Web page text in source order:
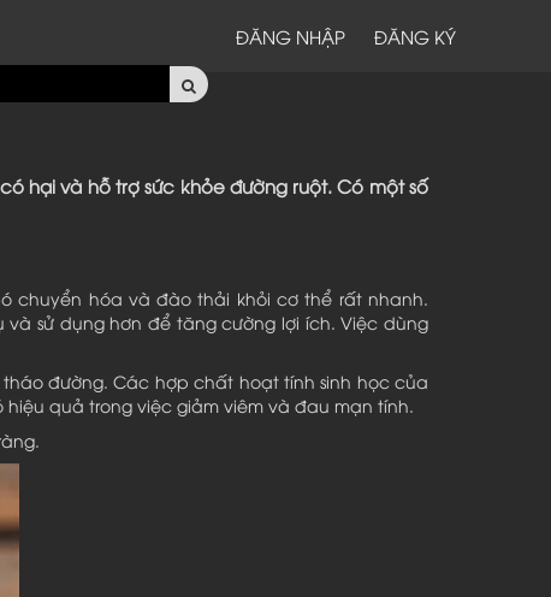
ĐĂNG KÝ
ĐĂNG NHẬP
hại và hỗ trợ sức khỏe đường ruột. Có một số
chuyển hóa và đào thải khỏi cơ thể rất nhanh.
sử dụng hơn để tăng cường lợi ích. Việc dùng
đường. Các hợp chất hoạt tính sinh học của
quả trong việc giảm viêm và đau mạn tính.